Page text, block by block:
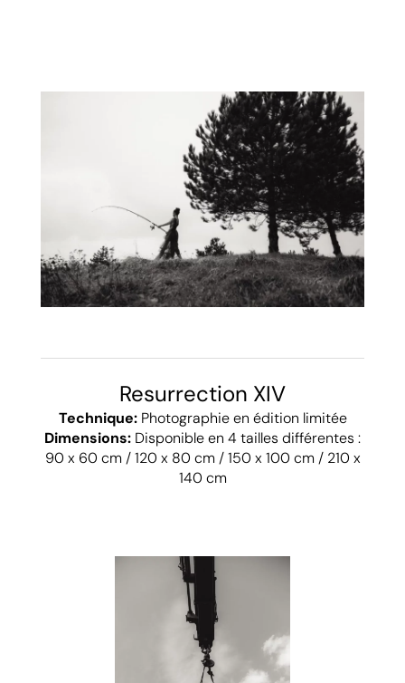
Resurrection XIV
Technique:Photographie en édition limitée
Dimensions: Disponible en 4 tailles différentes :
90 x 60 cm / 120 x 80 cm / 150 x 100 cm / 210 x
140 cm